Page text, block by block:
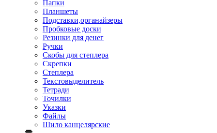
Папки
Планшеты
Подставки,органайзеры
Пробковые доски
Резинки для денег
Ручки
Скобы для степлера
Скрепки
Степлера
Текстовыделитель
Тетради
Точилки
Указки
Файлы
Шило канцелярские